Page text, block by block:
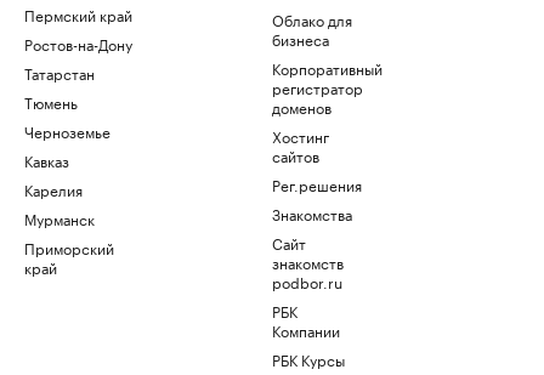
Пермский край
Ростов-на-Дону
Татарстан
Тюмень
Черноземье
Кавказ
Карелия
Мурманск
Приморский
край
Облако для
бизнеса
Корпоративный
регистратор
доменов
Хостинг
сайтов
Рег.решения
Знакомства
Сайт
знакомств
podbor.ru
РБК
Компании
РБК Курсы